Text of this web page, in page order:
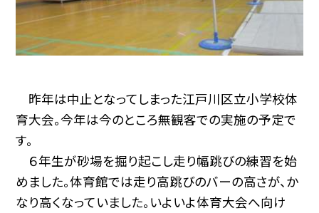
昨年は中止となってしまった江戸川区立小学校体
育大会。今年は今のところ無観客での実施の予定で
す。
６年生が砂場を掘り起こし走り幅跳びの練習を始
めました。体育館では走り高跳びのバーの高さが、か
なり高くなっていました。いよいよ体育大会へ向け